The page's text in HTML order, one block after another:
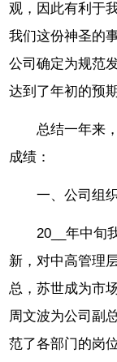
观，因此有利于
我们这份神圣的
公司确定为规范
达到了年初的预
总结一年来
成绩：
一、公司组
20__年中旬
新，对中高管理
总，苏世成为市
周文波为公司副
范了各部门的岗